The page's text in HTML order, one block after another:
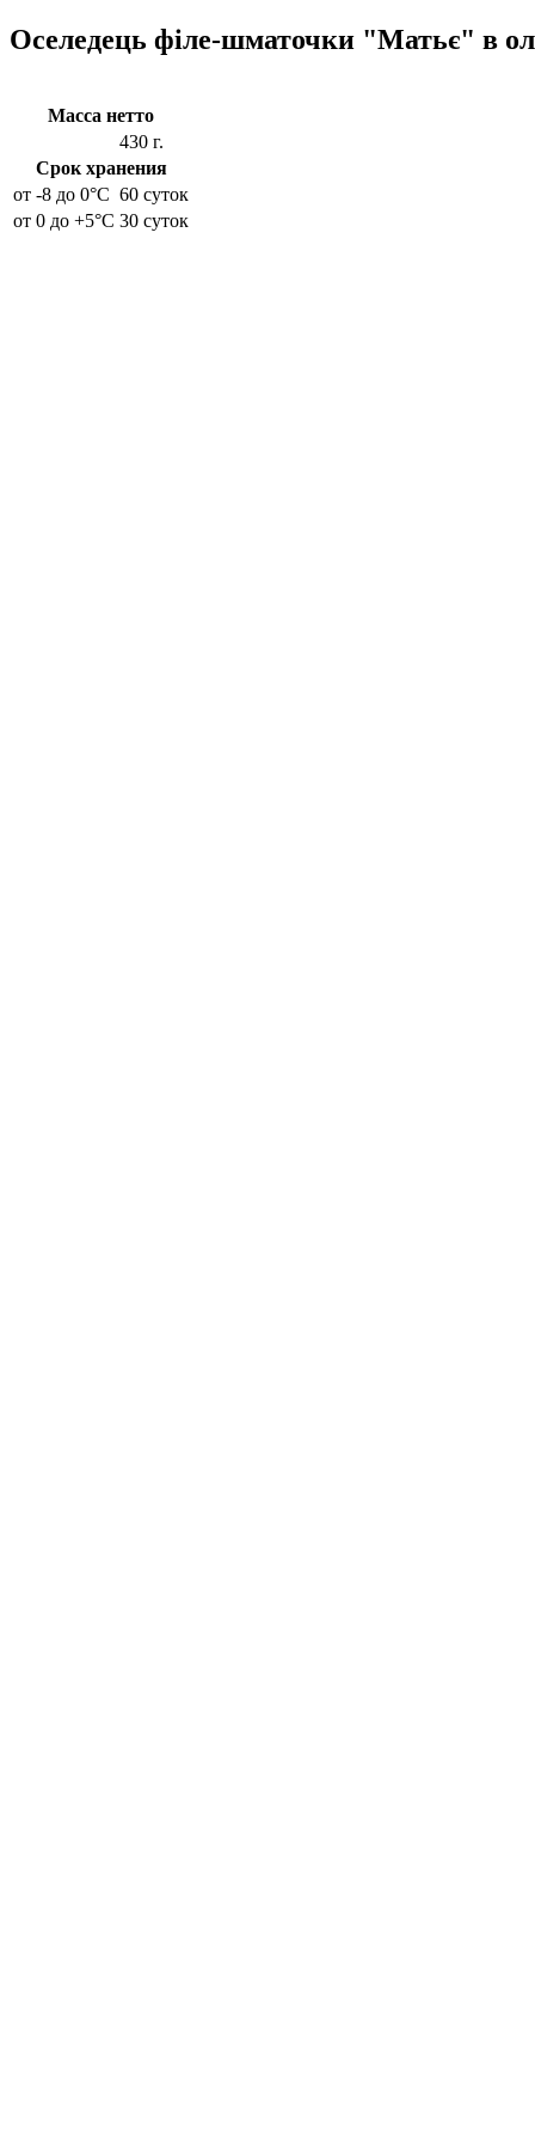
Оселедець філе-шматочки "Матьє" в
Масса нетто
430 г.
Срок хранения
от -8 до 0°C 60 суток
от 0 до +5°C 30 суток